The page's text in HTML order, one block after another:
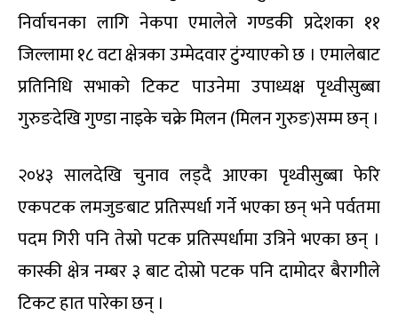
निर्वाचनका लागि नेकपा एमालेले गण्डकी प्रदेशका ११
जिल्लामा १८ वटा क्षेत्रका उम्मेदवार टुंग्याएको छ । एमालेबाट
प्रतिनिधि सभाको टिकट पाउनेमा उपाध्यक्ष पृथ्वीसुब्बा
गुरुङदेखि गुण्डा नाइके चक्रे मिलन (मिलन गुरुङ)सम्म छन् ।
२०४३ सालदेखि चुनाव लड्दै आएका पृथ्वीसुब्बा फेरि
एकपटक लमजुङबाट प्रतिस्पर्धा गर्ने भएका छन् भने पर्वतमा
पदम गिरी पनि तेस्रो पटक प्रतिस्पर्धामा उत्रिने भएका छन् ।
कास्की क्षेत्र नम्बर ३ बाट दोस्रो पटक पनि दामोदर बैरागीले
टिकट हात पारेका छन् ।